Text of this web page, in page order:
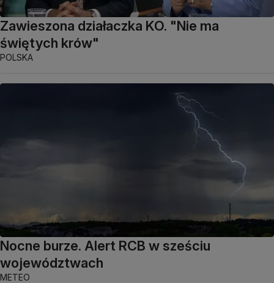
Zawieszona działaczka KO. "Nie ma
świętych krów"
POLSKA
Nocne burze. Alert RCB w sześciu
województwach
METEO